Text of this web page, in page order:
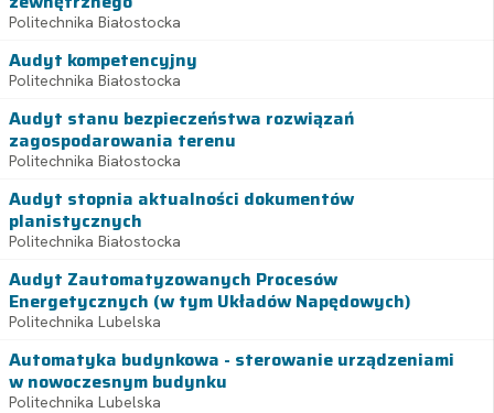
Politechnika Białostocka
Audyt kompetencyjny
Politechnika Białostocka
Audyt stanu bezpieczeństwa rozwiązań
zagospodarowania terenu
Politechnika Białostocka
Audyt stopnia aktualności dokumentów
planistycznych
Politechnika Białostocka
Audyt Zautomatyzowanych Procesów
Energetycznych (w tym Układów Napędowych)
Politechnika Lubelska
Automatyka budynkowa - sterowanie urządzeniami
w nowoczesnym budynku
Politechnika Lubelska